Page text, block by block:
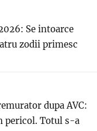
Se intoarce
zodii primesc
dupa AVC:
pericol. Totul s-a